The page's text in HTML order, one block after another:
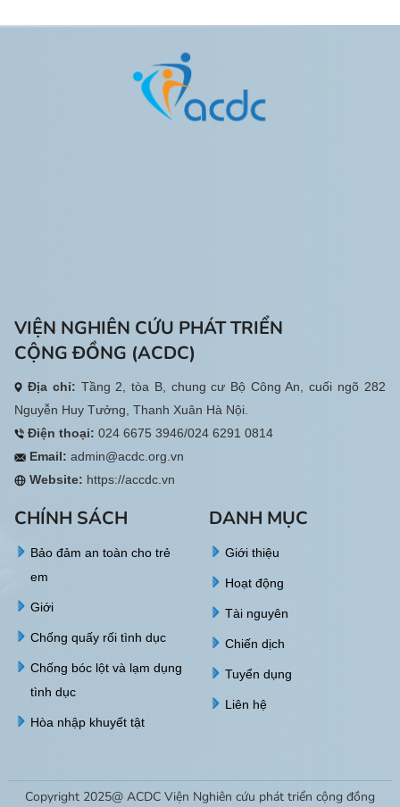
điều kiện sống và thúc đẩy hòa
Ngọk Tụ, Sa Loong, Dục Nông và
Bờ Y. Thông qua hoạt động, 53
người khuyết tật và gia đình đã
được hỗ trợ các thiết bị, dụng cụ
VIỆN NGHIÊN CỨU PHÁT TRIỂN
CỘNG ĐỒNG (ACDC)
Địa chỉ: Tầng 2, tòa B, chung cư Bộ Công An, cuối ngõ 282
Nguyễn Huy Tưởng, Thanh Xuân Hà Nội.
Điện thoại: 024 6675 3946/024 6291 0814
Email: admin@acdc.org.vn
Website: https://accdc.vn
CHÍNH SÁCH
Bảo đảm an toàn cho trẻ
em
Giới
Chống quấy rối tình dục
Chống bóc lột và lạm dụng
tình dục
Hòa nhập khuyết tật
DANH MỤC
Giới thiệu
Hoạt động
Tài nguyên
Chiến dịch
Tuyển dụng
Liên hệ
Copyright 2025@ ACDC Viện Nghiên cứu phát triển cộng đồng